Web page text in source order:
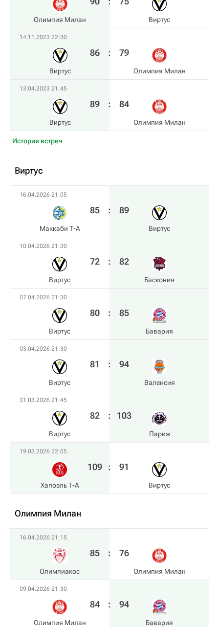
Олимпия Милан Виртус
14.11.2023 22:30
Виртус
86 : 79
Олимпия Милан
13.04.2023 21:45
Виртус
89 : 84
Олимпия Милан
История встреч
Виртус
16.04.2026 21:05
Маккаби Т-А
85 : 89
Виртус
10.04.2026 21:30
Виртус
72 : 82
Баскония
07.04.2026 21:30
Виртус
80 : 85
Бавария
03.04.2026 21:30
Виртус
81 : 94
Валенсия
31.03.2026 21:45
Виртус
82 : 103
Париж
19.03.2026 22:05
Хапоэль Т-А
109 : 91
Виртус
Олимпия Милан
16.04.2026 21:15
Олимпиакос
85 : 76
Олимпия Милан
09.04.2026 21:30
Олимпия Милан
84 : 94
Бавария